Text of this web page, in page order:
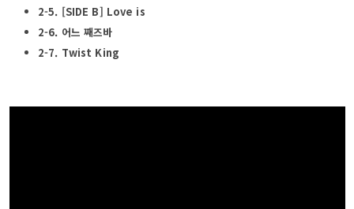
2-5. [SIDE B] Love is
2-6. 어느 째즈바
2-7. Twist King